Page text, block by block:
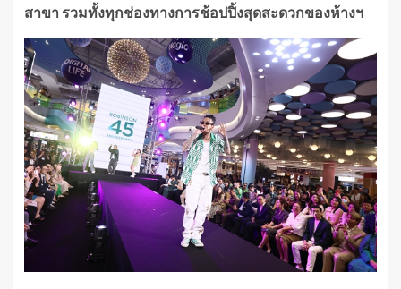
สาขา รวมทั้งทุกช่องทางการช้อปปิ้งสุดสะดวกของห้างฯ